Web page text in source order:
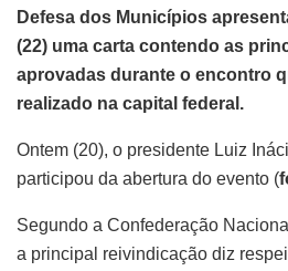
Defesa dos Municípios
(22) uma carta contendo as
aprovadas durante o encontro
realizado na capital federal.
Ontem (20), o presidente Luiz
participou da abertura do evento (
Segundo a Confederação
a principal reivindicação diz